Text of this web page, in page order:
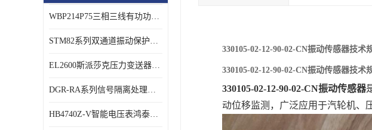
特殊用处传感器
特殊用途变送器
WBP214P75三相三线有功功率传感器鸿泰顺达产品稳定性好
STM82系列双通道振动保护表鸿泰产品技术规格
EL2600斯派莎克压力变送器技术规格
DGR-RA系列信号隔离处理器鸿泰产品技术规格
HB4740Z-V智能电压表鸿泰产品外形美观大方
330105-02-12-90-02-CN振动传感器技术
330105-02-12-90-02-CN振动传感器技术
330105-02-12-90-02-CN振动传感器
动位移监测，广泛应用于汽轮机、